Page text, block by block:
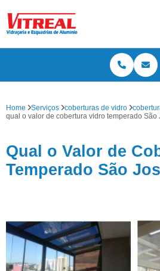
Home Serviços coberturas de vidro
qual o valor de cobertura vidro temperado São
Qual o Valor de
Temperado São